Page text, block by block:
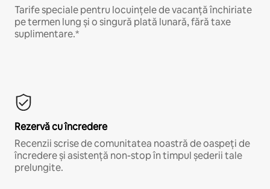
Tarife speciale pentru locuințele de vacanță închiriate
pe termen lung și o singură plată lunară, fără taxe
suplimentare.*
Rezervă cu încredere
Recenzii scrise de comunitatea noastră de oaspeți de
încredere și asistență non-stop în timpul șederii tale
prelungite.